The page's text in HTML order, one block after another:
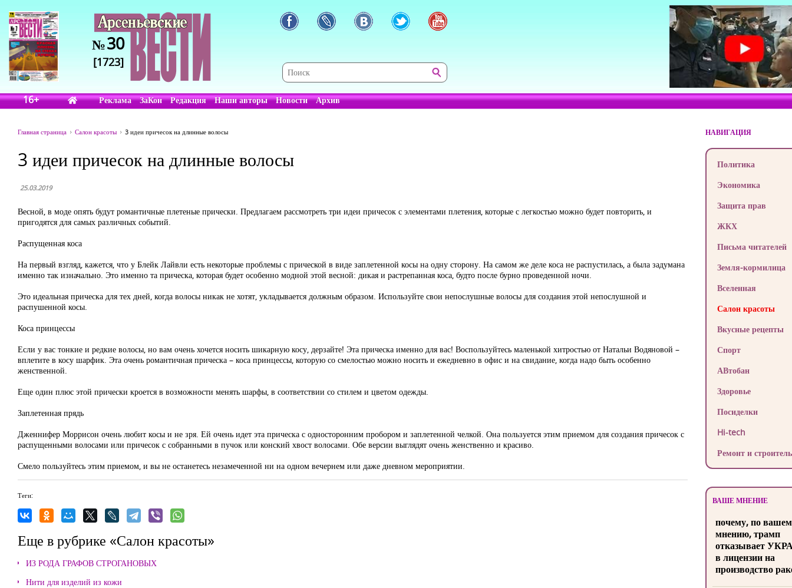
№30
[1723]
16+ Реклама ЗаКон Редакция Наши авторы Новости Архив
Главная страница Салон красоты 3 идеи причесок на длинные волосы
3 идеи причесок на длинные волосы
25.03.2019
Весной, в моде опять будут романтичные плетеные прически. Предлагаем рассмотреть три идеи причесок с элементами плетения, которые с легкостью можно будет повторить, и
пригодятся для самых различных событий.
Распущенная коса
На первый взгляд, кажется, что у Блейк Лайвли есть некоторые проблемы с прической в виде заплетенной косы на одну сторону. На самом же деле коса не распустилась, а была задумана
именно так изначально. Это именно та прическа, которая будет особенно модной этой весной: дикая и растрепанная коса, будто после бурно проведенной ночи.
Это идеальная прическа для тех дней, когда волосы никак не хотят, укладывается должным образом. Используйте свои непослушные волосы для создания этой непослушной и
распушенной косы.
Коса принцессы
Если у вас тонкие и редкие волосы, но вам очень хочется носить шикарную косу, дерзайте! Эта прическа именно для вас! Воспользуйтесь маленькой хитростью от Натальи Водяновой –
вплетите в косу шарфик. Эта очень романтичная прическа – коса принцессы, которую со смелостью можно носить и ежедневно в офис и на свидание, когда надо быть особенно
женственной.
Еще один плюс этой прически кроется в возможности менять шарфы, в соответствии со стилем и цветом одежды.
Заплетенная прядь
Дженнифер Моррисон очень любит косы и не зря. Ей очень идет эта прическа с односторонним пробором и заплетенной челкой. Она пользуется этим приемом для создания причесок с
распущенными волосами или причесок с собранными в пучок или конский хвост волосами. Обе версии выглядят очень женственно и красиво.
Смело пользуйтесь этим приемом, и вы не останетесь незамеченной ни на одном вечернем или даже дневном мероприятии.
Теги:
Еще в рубрике «Салон красоты»
ИЗ РОДА ГРАФОВ СТРОГАНОВЫХ
Нити для изделий из кожи
НАВИГАЦИЯ
Политика
Экономика
Защита прав
ЖКХ
Письма читателей
Земля-кормилица
Вселенная
Салон красоты
Вкусные рецепты
Спорт
АВтобан
Здоровье
Посиделки
Hi-tech
Ремонт и
ВАШЕ МНЕНИЕ
почему, по
мнению, трамп
отказывает
в лицензии на
производство